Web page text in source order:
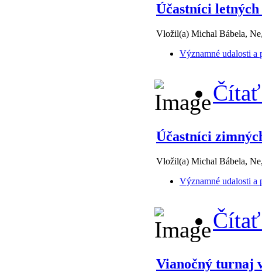
Účastníci
Vložil(a) Michal Bábela,
Významné udalosti a
Účastníci
Vložil(a) Michal Bábela,
Významné udalosti a
Vianočný turnaj